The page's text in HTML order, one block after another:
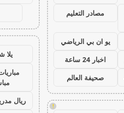
مصادر التعليم
يو ان بي الرياضي
اخبار 24 ساعة
صحيفة العالم
!
يلا
ريال